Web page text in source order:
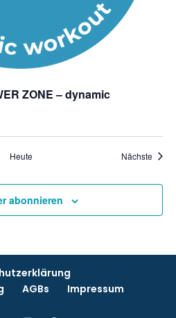
ZONE – dynamic
Heute Nächste
abonnieren
AGBs Impressum